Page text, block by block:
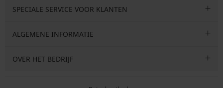
SPECIALE SERVICE VOOR KLANTEN
ALGEMENE INFORMATIE
OVER HET BEDRIJF